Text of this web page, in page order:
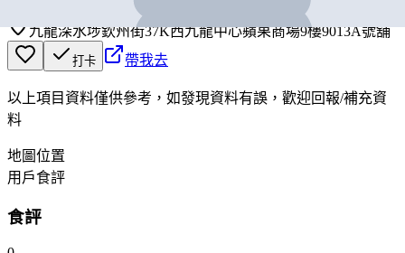
九龍深水埗欽州街37K西九龍中心蘋果商場9樓9013A號舖
打卡 帶我去
以上項目資料僅供參考，如發現資料有誤，歡迎回報/補充資
料
地圖位置
用戶食評
食評